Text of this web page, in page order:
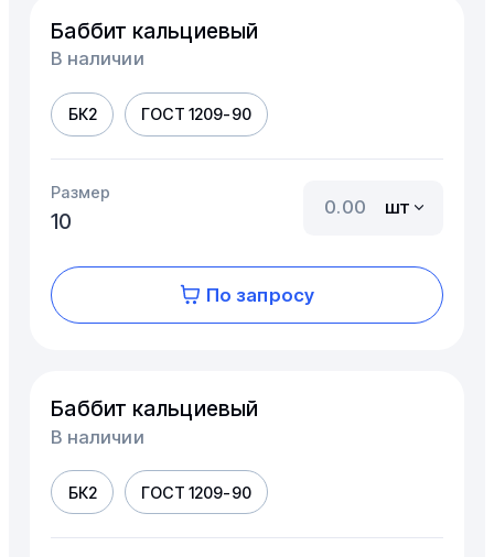
Баббит кальциевый
В наличии
БК2 ГОСТ 1209-90
Размер
10
шт
По запросу
Баббит кальциевый
В наличии
БК2 ГОСТ 1209-90